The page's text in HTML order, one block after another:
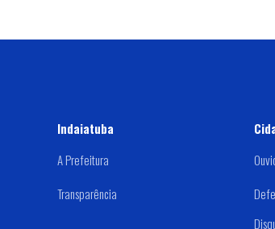
Indaiatuba
A Prefeitura
Transparência